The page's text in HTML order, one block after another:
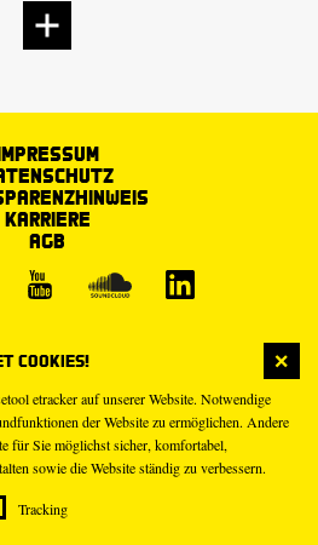
Cookies!
etracker auf unserer Website. Notwendige
der Website zu ermöglichen. Andere
für Sie möglichst sicher, komfortabel,
sowie die Website ständig zu verbessern.
Tracking
Karriere
AGB